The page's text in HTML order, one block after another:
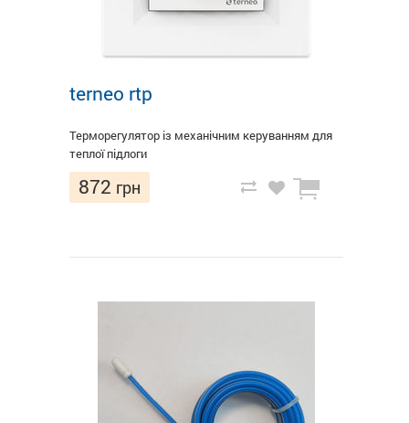
terneo rtp
Терморегулятор із механічним керуванням для
теплої підлоги
872 грн